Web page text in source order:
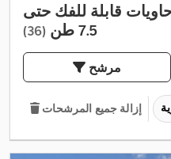
قابلة للفك حتى
7.5 طن
(36)
مرشح
إزالة جميع المرشحات